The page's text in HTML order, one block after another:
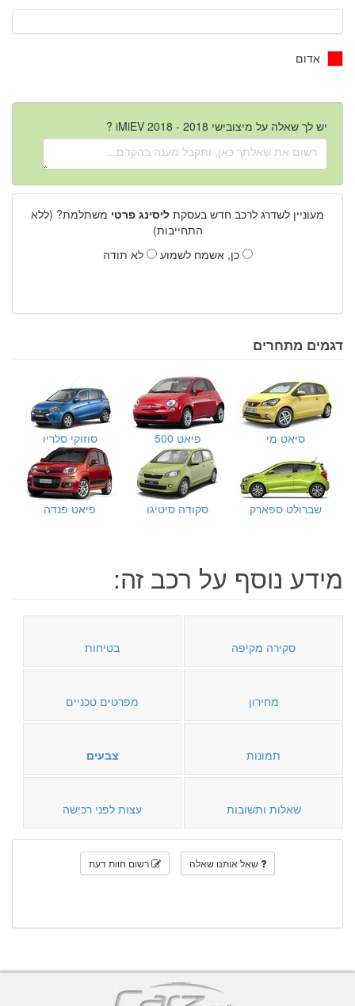
אדום
יש לך שאלה על מיצובישי iMiEV 2018 - 2018 ?
מעוניין לשדרג לרכב חדש בעסקת ליסינג פרטי משתלמת? (ללא
התחייבות)
כן, אשמח לשמוע
לא תודה
דגמים מתחרים
סיאט מי פיאט 500 סוזוקי סלריו
שברולט ספארק סקודה סיטיגו פיאט פנדה
מידע נוסף על רכב זה:
סקירה מקיפה בטיחות
מחירון מפרטים טכניים
תמונות צבעים
שאלות ותשובות עצות לפני רכישה
שאל אותנו שאלה רשום חוות דעת